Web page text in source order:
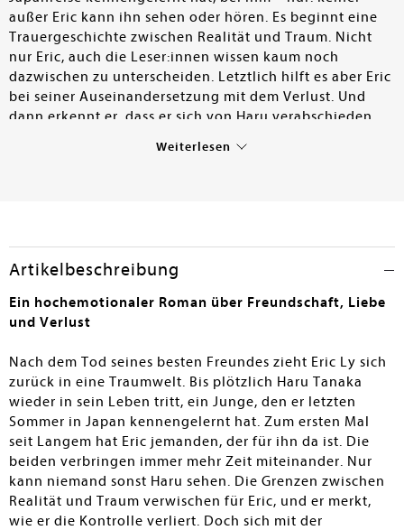
außer Eric kann ihn sehen oder hören. Es beginnt eine
Trauergeschichte zwischen Realität und Traum. Nicht
nur Eric, auch die Leser:innen wissen kaum noch
dazwischen zu unterscheiden. Letztlich hilft es aber Eric
bei seiner Auseinandersetzung mit dem Verlust. Und
dann erkennt er, dass er sich von Haru verabschieden
Roman, der die Leser:innen sofort mit klarer Sprache,
Weiterlesen
Artikelbeschreibung
Ein hochemotionaler Roman über Freundschaft, Liebe
und Verlust
Nach dem Tod seines besten Freundes zieht Eric Ly sich
zurück in eine Traumwelt. Bis plötzlich Haru Tanaka
wieder in sein Leben tritt, ein Junge, den er letzten
Sommer in Japan kennengelernt hat. Zum ersten Mal
seit Langem hat Eric jemanden, der für ihn da ist. Die
beiden verbringen immer mehr Zeit miteinander. Nur
kann niemand sonst Haru sehen. Die Grenzen zwischen
Realität und Traum verwischen für Eric, und er merkt,
wie er die Kontrolle verliert. Doch sich mit der